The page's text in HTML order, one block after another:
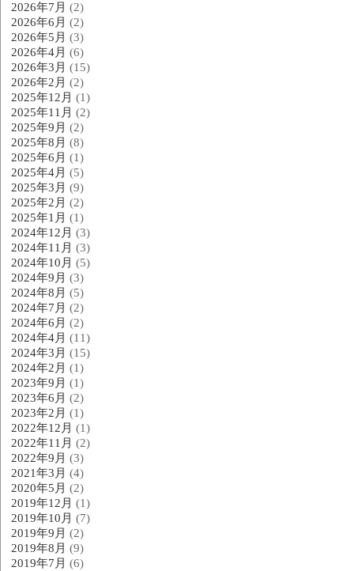
2026年7月 (2)
2026年6月 (2)
2026年5月 (3)
2026年4月 (6)
2026年3月 (15)
2026年2月 (2)
2025年12月 (1)
2025年11月 (2)
2025年9月 (2)
2025年8月 (8)
2025年6月 (1)
2025年4月 (5)
2025年3月 (9)
2025年2月 (2)
2025年1月 (1)
2024年12月 (3)
2024年11月 (3)
2024年10月 (5)
2024年9月 (3)
2024年8月 (5)
2024年7月 (2)
2024年6月 (2)
2024年4月 (11)
2024年3月 (15)
2024年2月 (1)
2023年9月 (1)
2023年6月 (2)
2023年2月 (1)
2022年12月 (1)
2022年11月 (2)
2022年9月 (3)
2021年3月 (4)
2020年5月 (2)
2019年12月 (1)
2019年10月 (7)
2019年9月 (2)
2019年8月 (9)
2019年7月 (6)